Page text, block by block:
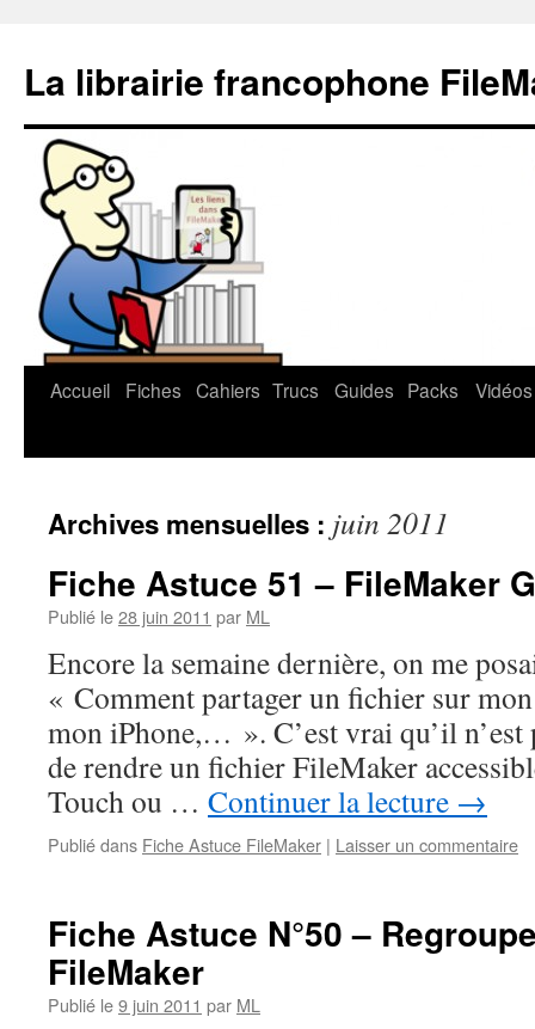
La librairie francophone
Aller
Accueil Fiches Cahiers Trucs Guides Packs Vidéos
Archives mensuelles : juin 2011
Fiche Astuce 51 – FileMaker
Publié le28 juin 2011 par ML
Encore la semaine dernière, on me
« Comment partager un fichier sur
mon iPhone,… ». C’est vrai qu’il n’est
de rendre un fichier FileMaker
Touch ou … Continuer la lecture →
Publié dans Fiche Astuce FileMaker | Laisser un commentaire
Fiche Astuce N°50 –
FileMaker
Publié le9 juin 2011 par ML